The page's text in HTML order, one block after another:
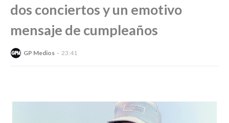
dos conciertos y un emotivo
mensaje de cumpleaños
GP Medios 23:41